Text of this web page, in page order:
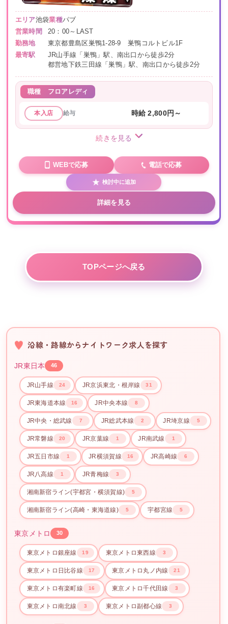
エリア池袋業種パブ
営業時間
20：00～LAST
勤務地
東京都豊島区巣鴨1-28-9 巣鴨コルトビル1F
最寄駅
JR山手線「巣鴨」駅、南出口から徒歩2分
都営地下鉄三田線「巣鴨」駅、南出口から徒歩2分
職種 フロアレディ
本入店 給与 時給 2,800円～
続きを見る
WEBで応募 電話で応募
検討中に追加
詳細を見る
TOPページへ戻る
沿線・路線からナイトワーク求人を探す
JR東日本 46
JR山手線 24 JR京浜東北・根岸線 31
JR東海道本線 16 JR中央本線 8
JR中央・総武線 7 JR総武本線 2 JR埼京線 5
JR常磐線 20 JR京葉線 1 JR南武線 1
JR五日市線 1 JR横須賀線 16 JR高崎線 6
JR八高線 1 JR青梅線 3
湘南新宿ライン(宇都宮・横須賀線) 5
湘南新宿ライン(高崎・東海道線) 5 宇都宮線 5
東京メトロ 30
東京メトロ銀座線 19 東京メトロ東西線 3
東京メトロ日比谷線 17 東京メトロ丸ノ内線 21
東京メトロ有楽町線 16 東京メトロ千代田線 3
東京メトロ南北線 3 東京メトロ副都心線 3